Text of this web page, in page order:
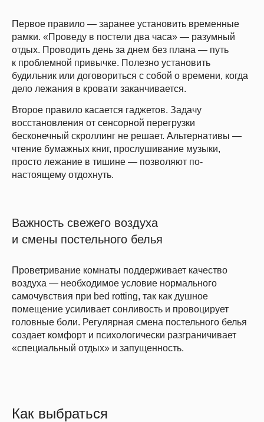
Первое правило — заранее установить временные
рамки. «Проведу в постели два часа» — разумный
отдых. Проводить день за днем без плана — путь
к проблемной привычке. Полезно установить
будильник или договориться с собой о времени, когда
дело лежания в кровати заканчивается.
Второе правило касается гаджетов. Задачу
восстановления от сенсорной перегрузки
бесконечный скроллинг не решает. Альтернативы —
чтение бумажных книг, прослушивание музыки,
просто лежание в тишине — позволяют по-
настоящему отдохнуть.
Важность свежего воздуха
и смены постельного белья
Проветривание комнаты поддерживает качество
воздуха — необходимое условие нормального
самочувствия при bed rotting, так как душное
помещение усиливает сонливость и провоцирует
головные боли. Регулярная смена постельного белья
создает комфорт и психологически разграничивает
«специальный отдых» и запущенность.
Как выбраться